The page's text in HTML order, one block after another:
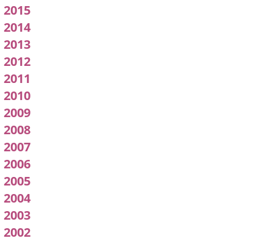
2015
2014
2013
2012
2011
2010
2009
2008
2007
2006
2005
2004
2003
2002